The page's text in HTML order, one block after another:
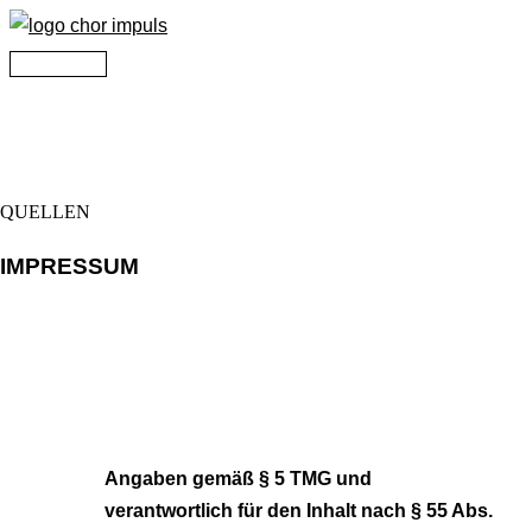
Zum
Inhalt
Hauptmenü
QUELLEN
IMPRESSUM
Angaben gemäß § 5 TMG und
verantwortlich für den Inhalt nach § 55 Abs.